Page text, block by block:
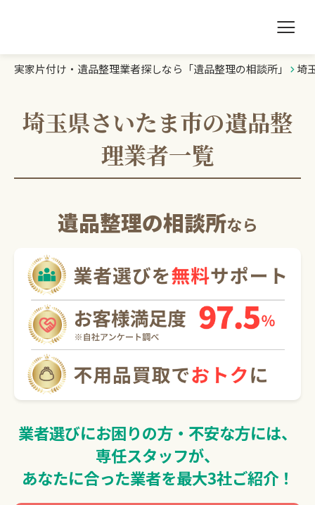
0120-20-1349
無料・24時間受付
Webで無料見積りする
遺品整理の相談所TOP
業者を探す
ランキング
お急ぎの方はこちら
実家片付け・遺品整理業者探しなら「遺品整理の相談所」 埼
埼玉県さいたま市の遺品整
理業者一覧
遺品整理の相談所なら
業者選びにお困りの方・不安な方には、
専任スタッフが、
あなたに合った業者を最大3社ご紹介！